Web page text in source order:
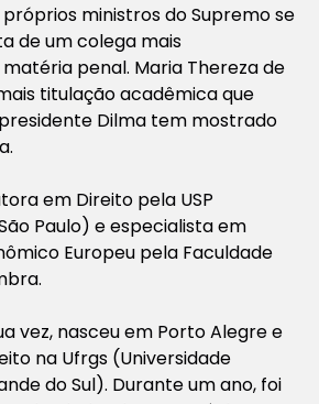
ministros do Supremo se
de um colega mais
penal. Maria Thereza de
titulação acadêmica que
Dilma tem mostrado
em Direito pela USP
Paulo) e especialista em
Europeu pela Faculdade
vez, nasceu em Porto Alegre e
na Ufrgs (Universidade
do Sul). Durante um ano, foi